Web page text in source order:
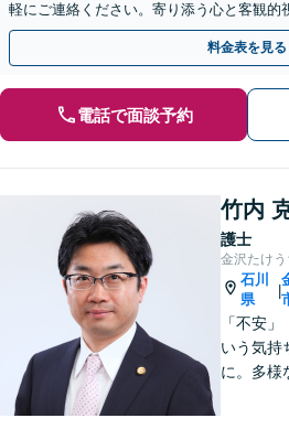
軽にご連絡ください。寄り添う心と客観的
なサポートが強み【出張対応】駐車場完備
料金表を見る
電話で面談予約
竹内
護士
金沢たけ
石川
県
|
「不安
いう気持
に。多様